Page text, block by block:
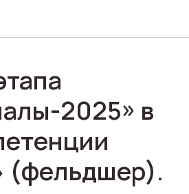
2025» в
(фельдшер).